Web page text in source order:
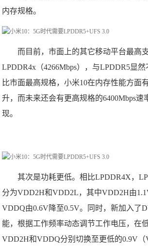
内存规格。
而目前，市面上的其它移动平台最高
LPDDR4x（4266Mbps），与LPDDR5显
比市面最高规格，小米10在内存性能方面
升，而未来还会有更高规格的6400Mbps速
现。
其次是功耗更低。相比LPDDR4X，
分为VDD2H和VDD2L，其中VDD2H由
VDDQ由0.6V降至0.5V。同时，新加入了
能，根据工作频率动态调节工作电压，在
VDD2H和VDDQ分别切换至更低的0.9V